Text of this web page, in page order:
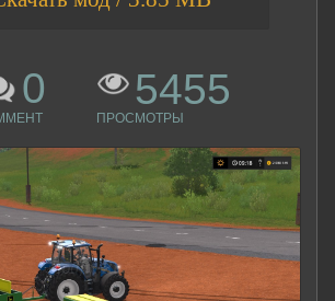
0 5455
ПРОСМОТРЫ